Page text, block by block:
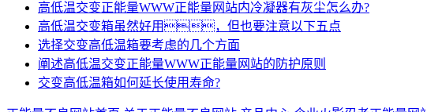
高低温交变正能量WWW正能量网站内冷凝器有灰尘怎么办?
高低温交变箱虽然好用，但也要注意以下五点
选择交变高低温箱要考虑的几个方面
阐述高低温交变正能量WWW正能量网站的防护原则
交变高低温箱如何延长使用寿命?